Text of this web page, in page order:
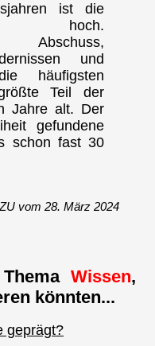
ist die
hoch.
Abschuss,
und
häufigsten
Teil der
Jahre alt. Der
gefundene
schon fast 30
vom 28. März 2024
Wissen,
könnten...
geprägt?